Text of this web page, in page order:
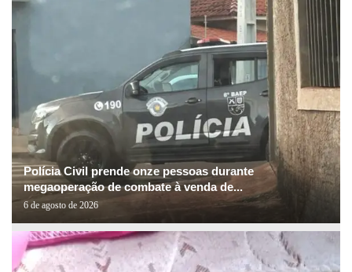
Polícia Civil prende onze pessoas durante
megaoperação de combate à venda de...
6 de agosto de 2026